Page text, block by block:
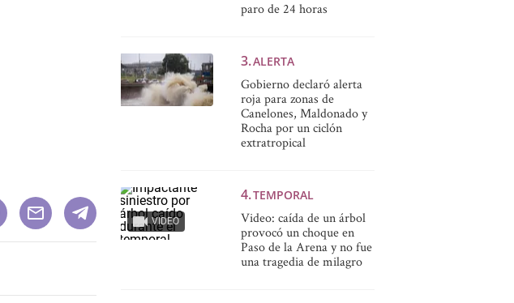
paro de 24 horas
ALERTA
Gobierno declaró alerta
roja para zonas de
Canelones, Maldonado y
Rocha por un ciclón
extratropical
VIDEO
TEMPORAL
Video: caída de un árbol
provocó un choque en
Paso de la Arena y no fue
una tragedia de milagro